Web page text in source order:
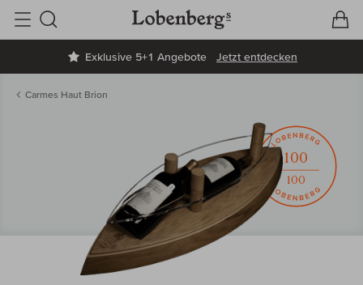
Exklusive 5+1 Angebote Jetzt entdecken
Suche
Carmes Haut Brion
100
100